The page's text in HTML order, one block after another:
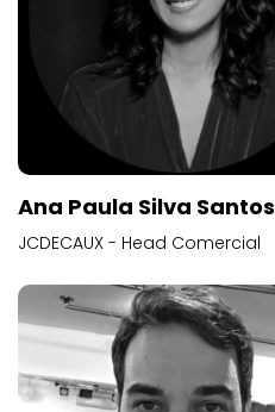
Ana Paula Silva Santos
JCDECAUX - Head Comercial